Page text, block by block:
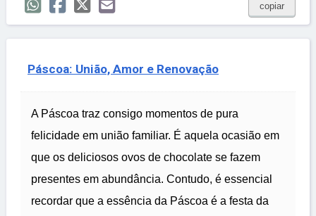
copiar
Páscoa: União, Amor e Renovação
A Páscoa traz consigo momentos de pura
felicidade em união familiar. É aquela ocasião em
que os deliciosos ovos de chocolate se fazem
presentes em abundância. Contudo, é essencial
recordar que a essência da Páscoa é a festa da